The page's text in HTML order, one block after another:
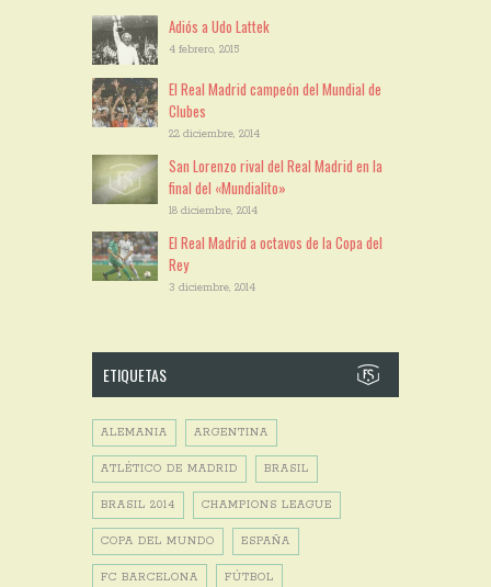
Adiós a Udo Lattek
4 febrero, 2015
El Real Madrid campeón del Mundial de
Clubes
22 diciembre, 2014
San Lorenzo rival del Real Madrid en la
final del «Mundialito»
18 diciembre, 2014
El Real Madrid a octavos de la Copa del
Rey
3 diciembre, 2014
ETIQUETAS
ALEMANIA ARGENTINA
ATLÉTICO DE MADRID BRASIL
BRASIL 2014 CHAMPIONS LEAGUE
COPA DEL MUNDO ESPAÑA
FC BARCELONA FÚTBOL